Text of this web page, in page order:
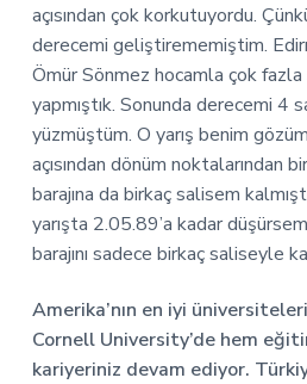
açısından çok korkutuyordu.
derecemi geliştirememiştim.
Ömür Sönmez hocamla çok fazla
yapmıştık. Sonunda derecemi 4
yüzmüştüm. O yarış benim
açısından dönüm noktalarından
barajına da birkaç salisem
yarışta 2.05.89’a kadar
barajını sadece birkaç saliseyle
Amerika’nın en iyi
Cornell University’de hem
kariyeriniz devam ediyor.